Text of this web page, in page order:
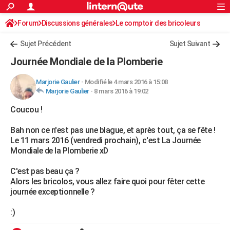
ACTUALITÉS
Politique
Société
Faits Divers
Education
Monde
Villes
+
FINANCE
Retraite
Impôts
Epargne
Immobilier
Risques naturels par ville
Banque
Assurance
Crédit
AUTO
Essais
Réserver un essai
Citadines
Berlines
SUV
Forum auto
+
Mobiles
Meilleur smartphone
Internet
Ordinateurs
Jeux vidéo
Guide high-tech
+BRICOLAGE
Forum
Aménagement intérieur
Extérieur
Cuisine
Salle de bains
Jardinage
Rangement
Guides de France
Escapades
Patrimoine
Expositions
Musées
Week-end nature
LIFESTYLE
Art de vivre
Bien-être
Loisirs
Mode
Modes de vie
Alimentation
Guide de la santé
Maladies
Médicaments
Sommeil
Rechercher
S'inscrire
Connexion
Forum Discussions générales Le comptoir des bricoleurs
Sujet Précédent Sujet Suivant
Journée Mondiale de la Plomberie
Marjorie Gaulier- Modifié le 4 mars 2016 à 15:08
Marjorie Gaulier- 8 mars 2016 à 19:02
Coucou !
Bah non ce n'est pas une blague, et après tout, ça se fête !
Le 11 mars 2016 (vendredi prochain), c'est La Journée
Mondiale de la Plomberie xD
C'est pas beau ça ?
Alors les bricolos, vous allez faire quoi pour fêter cette
journée exceptionnelle ?
:)